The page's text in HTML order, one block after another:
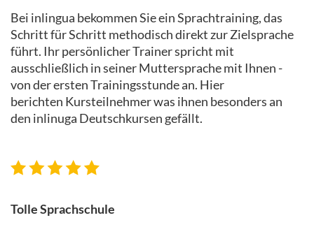
Bei inlingua bekommen Sie ein Sprachtraining, das
Schritt für Schritt methodisch direkt zur Zielsprache
führt. Ihr persönlicher Trainer spricht mit
ausschließlich in seiner Muttersprache mit Ihnen -
von der ersten Trainingsstunde an. Hier
berichten Kursteilnehmer was ihnen besonders an
den inlinuga Deutschkursen gefällt.
Tolle Sprachschule